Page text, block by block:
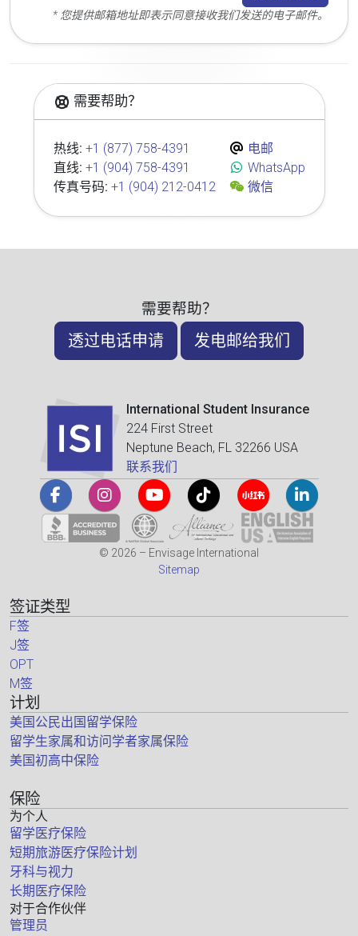
* 您提供邮箱地址即表示同意接收我们发送的电子邮件。
需要帮助？
热线: +1 (877) 758-4391
直线: +1 (904) 758-4391
传真号码: +1 (904) 212-0412
电邮
WhatsApp
微信
需要帮助？
透过电话申请 发电邮给我们
International Student Insurance
224 First Street
Neptune Beach, FL 32266 USA
联系我们
© 2026 – Envisage International
Sitemap
签证类型
F签
J签
OPT
M签
计划
美国公民出国留学保险
留学生家属和访问学者家属保险
美国初高中保险
保险
为个人
留学医疗保险
短期旅游医疗保险计划
牙科与视力
长期医疗保险
对于合作伙伴
管理员